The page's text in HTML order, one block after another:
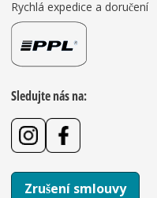
Rychlá expedice a doručení
Sledujte nás na:
Zrušení smlouvy